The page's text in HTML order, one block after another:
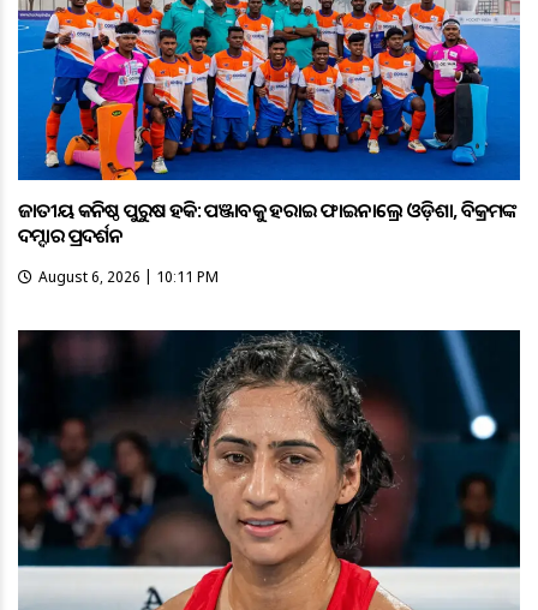
ଜାତୀୟ କନିଷ୍ଠ ପୁରୁଷ ହକି: ପଞ୍ଜାବକୁ ହରାଇ ଫାଇନାଲ୍ରେ ଓଡ଼ିଶା, ବିକ୍ରମଙ୍କ
ଦମ୍ଦାର ପ୍ରଦର୍ଶନ
August 6, 2026 | 10:11 PM